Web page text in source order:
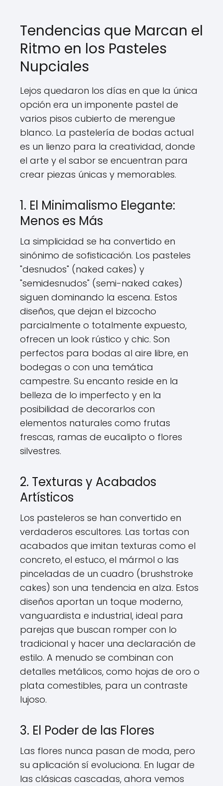
Tendencias que Marcan el
Ritmo en los Pasteles
Nupciales
Lejos quedaron los días en que la única
opción era un imponente pastel de
varios pisos cubierto de merengue
blanco. La pastelería de bodas actual
es un lienzo para la creatividad, donde
el arte y el sabor se encuentran para
crear piezas únicas y memorables.
1. El Minimalismo Elegante:
Menos es Más
La simplicidad se ha convertido en
sinónimo de sofisticación. Los pasteles
"desnudos" (naked cakes) y
"semidesnudos" (semi-naked cakes)
siguen dominando la escena. Estos
diseños, que dejan el bizcocho
parcialmente o totalmente expuesto,
ofrecen un look rústico y chic. Son
perfectos para bodas al aire libre, en
bodegas o con una temática
campestre. Su encanto reside en la
belleza de lo imperfecto y en la
posibilidad de decorarlos con
elementos naturales como frutas
frescas, ramas de eucalipto o flores
silvestres.
2. Texturas y Acabados
Artísticos
Los pasteleros se han convertido en
verdaderos escultores. Las tortas con
acabados que imitan texturas como el
concreto, el estuco, el mármol o las
pinceladas de un cuadro (brushstroke
cakes) son una tendencia en alza. Estos
diseños aportan un toque moderno,
vanguardista e industrial, ideal para
parejas que buscan romper con lo
tradicional y hacer una declaración de
estilo. A menudo se combinan con
detalles metálicos, como hojas de oro o
plata comestibles, para un contraste
lujoso.
3. El Poder de las Flores
Las flores nunca pasan de moda, pero
su aplicación sí evoluciona. En lugar de
las clásicas cascadas, ahora vemos